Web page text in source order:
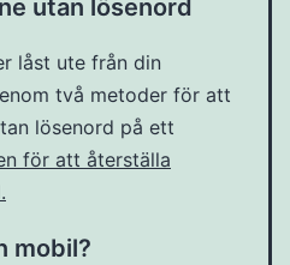
utan lösenord
låst ute från din
två metoder för att
lösenord på ett
för att återställa
mobil?